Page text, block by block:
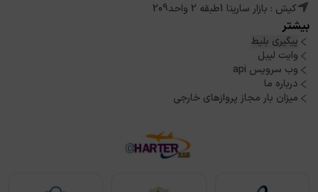
کیش : بازار سارینا 1طبقه 2 واحد209
بیشتر
پیگیری بلیط
وایت لیبل
وب سرویس api
درباره ما
میزان بار مجاز پروازهای خارجی